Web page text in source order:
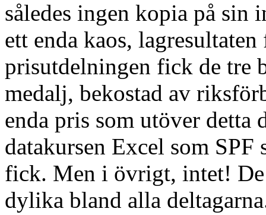
således ingen kopia på sin
ett enda kaos,
prisutdelningen fick de tre
medalj, bekostad av
enda pris som utöver detta
datakursen Excel som SPF
fick. Men i övrigt, intet! De
dylika bland alla